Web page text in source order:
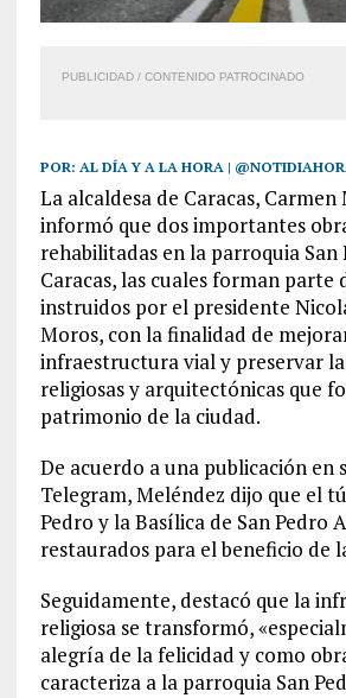
PUBLICIDAD / CONTENIDO PATROCINADO
POR: AL DÍA Y A LA HORA |
La alcaldesa de Caracas, Carmen
informó que dos importantes
rehabilitadas en la parroquia San
Caracas, las cuales forman parte
instruidos por el presidente
Moros, con la finalidad de
infraestructura vial y preservar
religiosas y arquitectónicas que
patrimonio de la ciudad.
De acuerdo a una publicación en
Telegram, Meléndez dijo que el
Pedro y la Basílica de San Pedro
restaurados para el beneficio de
Seguidamente, destacó que la
religiosa se transformó,
alegría de la felicidad y como
caracteriza a la parroquia San